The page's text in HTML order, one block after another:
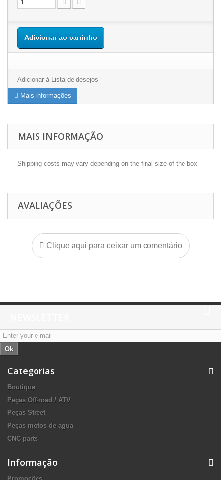
Adicionar ao carrinho
Adicionar à Lista de desejos
Mais informações
MAIS INFORMAÇÃO
Shipping costs may vary depending on the final size of the box
AVALIAÇÕES
Clique aqui para deixar um comentário
Ok
Categorias
Boutique
Peças Off-road / ATV
Peças Street
Peças motos de agua
CNC parts
Informação
Promoções